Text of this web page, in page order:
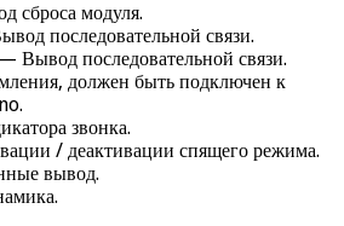
сброса модуля.
последовательной связи.
последовательной связи.
должен быть подключен к
звонка.
/ деактивации спящего режима.
вывод.